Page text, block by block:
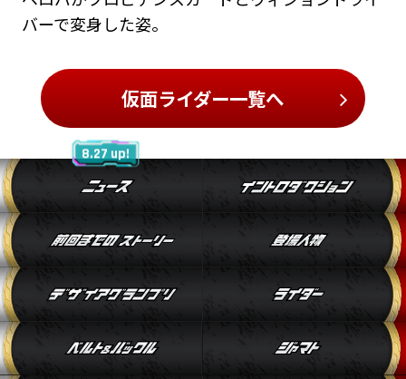
バーで変身した姿。
仮面ライダー一覧へ
8.27 up!